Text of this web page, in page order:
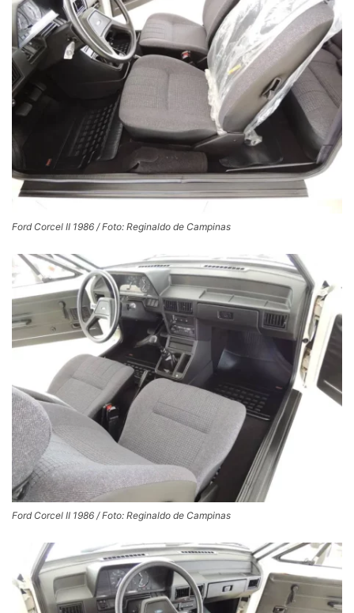
Ford Corcel II 1986 / Foto: Reginaldo de Campinas
Ford Corcel II 1986 / Foto: Reginaldo de Campinas